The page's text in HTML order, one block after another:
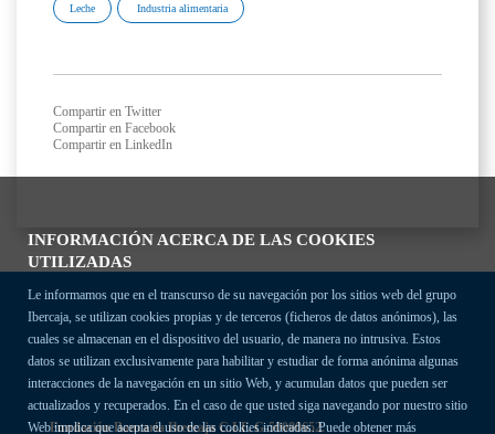
INFORMACIÓN ACERCA DE LAS COOKIES
UTILIZADAS
Le informamos que en el transcurso de su navegación por los sitios web del grupo
Ibercaja, se utilizan cookies propias y de terceros (ficheros de datos anónimos), las
cuales se almacenan en el dispositivo del usuario, de manera no intrusiva. Estos
datos se utilizan exclusivamente para habilitar y estudiar de forma anónima algunas
interacciones de la navegación en un sitio Web, y acumulan datos que pueden ser
actualizados y recuperados. En el caso de que usted siga navegando por nuestro sitio
Web implica que acepta el uso de las cookies indicadas. Puede obtener más
Leche Industria alimentaria
Compartir en Twitter
Compartir en Facebook
Compartir en LinkedIn
Fundación Bancaria Ibercaja C.I.F. G-50000652.